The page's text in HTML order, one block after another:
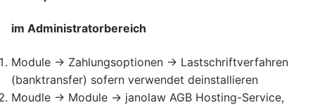
im Administratorbereich
Module -> Zahlungsoptionen -> Lastschriftverfahren
(banktransfer) sofern verwendet deinstallieren
Moudle -> Module -> janolaw AGB Hosting-Service,